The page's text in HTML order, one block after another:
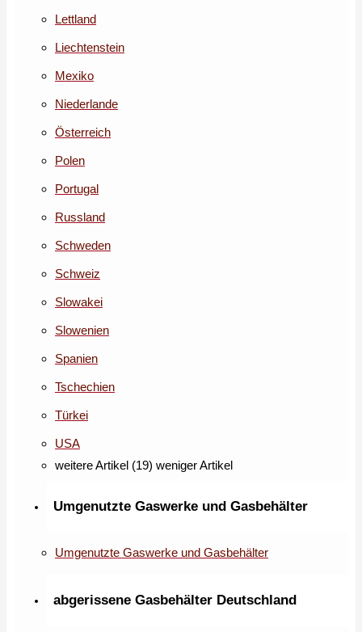
Lettland
Liechtenstein
Mexiko
Niederlande
Österreich
Polen
Portugal
Russland
Schweden
Schweiz
Slowakei
Slowenien
Spanien
Tschechien
Türkei
USA
weitere Artikel (19) weniger Artikel
Umgenutzte Gaswerke und Gasbehälter
Umgenutzte Gaswerke und Gasbehälter
abgerissene Gasbehälter Deutschland